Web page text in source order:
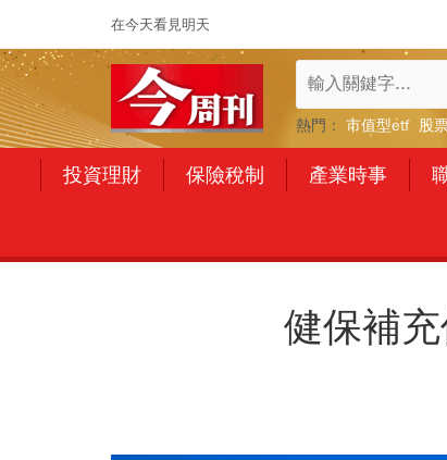
在今天看見明天
熱門： 市值型etf 股
投資理財 保險稅制 產業時事
健保補